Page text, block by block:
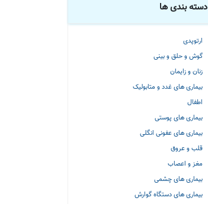
دسته بندی ها
ارتوپدی
گوش و حلق و بینی
زنان و زایمان
بیماری های غدد و متابولیک
اطفال
بیماری های پوستی
بیماری های عفونی انگلی
قلب و عروق
مغز و اعصاب
بیماری های چشمی
بیماری های دستگاه گوارش